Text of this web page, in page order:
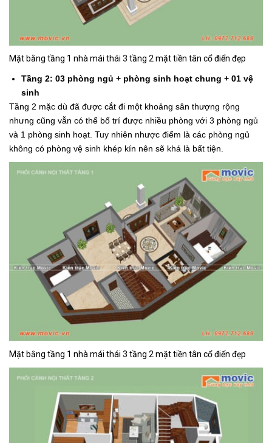
Mặt bằng tầng 1 nhà mái thái 3 tầng 2 mặt tiền tân cổ điển đẹp
Tầng 2: 03 phòng ngủ + phòng sinh hoạt chung + 01 vệ
sinh
Tầng 2 mặc dù đã được cắt đi một khoảng sân thượng rộng
nhưng cũng vẫn có thể bố trí được nhiều phòng với 3 phòng ngủ
và 1 phòng sinh hoạt. Tuy nhiên nhược điểm là các phòng ngủ
không có phòng vệ sinh khép kín nên sẽ khá là bất tiện.
Mặt bằng tầng 1 nhà mái thái 3 tầng 2 mặt tiền tân cổ điển đẹp